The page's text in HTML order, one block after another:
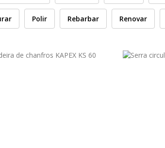
Polir Rebarbar Renovar